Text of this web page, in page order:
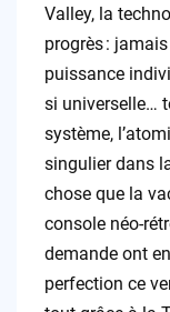
Valley, la
progrès :
puissance
si universelle…
système,
singulier dans
chose que la
console néo-
demande ont
perfection ce